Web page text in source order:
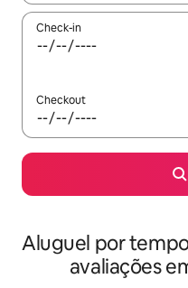
Check-in
Checkout
Aluguel por
avaliações